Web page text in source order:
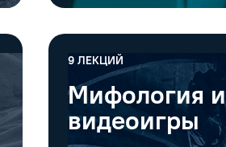
9 ЛЕКЦИЙ
Мифология и
видеоигры